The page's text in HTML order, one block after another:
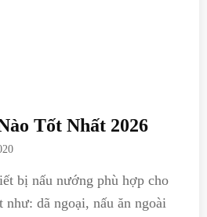
Tốt Nhất 2026
bị nấu nướng phù hợp cho
như: dã ngoại, nấu ăn ngoài